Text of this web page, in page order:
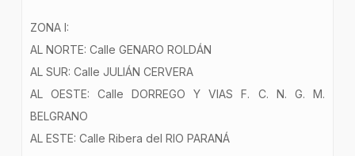
ZONA I:
AL NORTE: Calle GENARO ROLDÁN
AL SUR: Calle JULIÁN CERVERA
AL OESTE: Calle DORREGO Y VIAS F. C. N. G. M.
BELGRANO
AL ESTE: Calle Ribera del RIO PARANÁ